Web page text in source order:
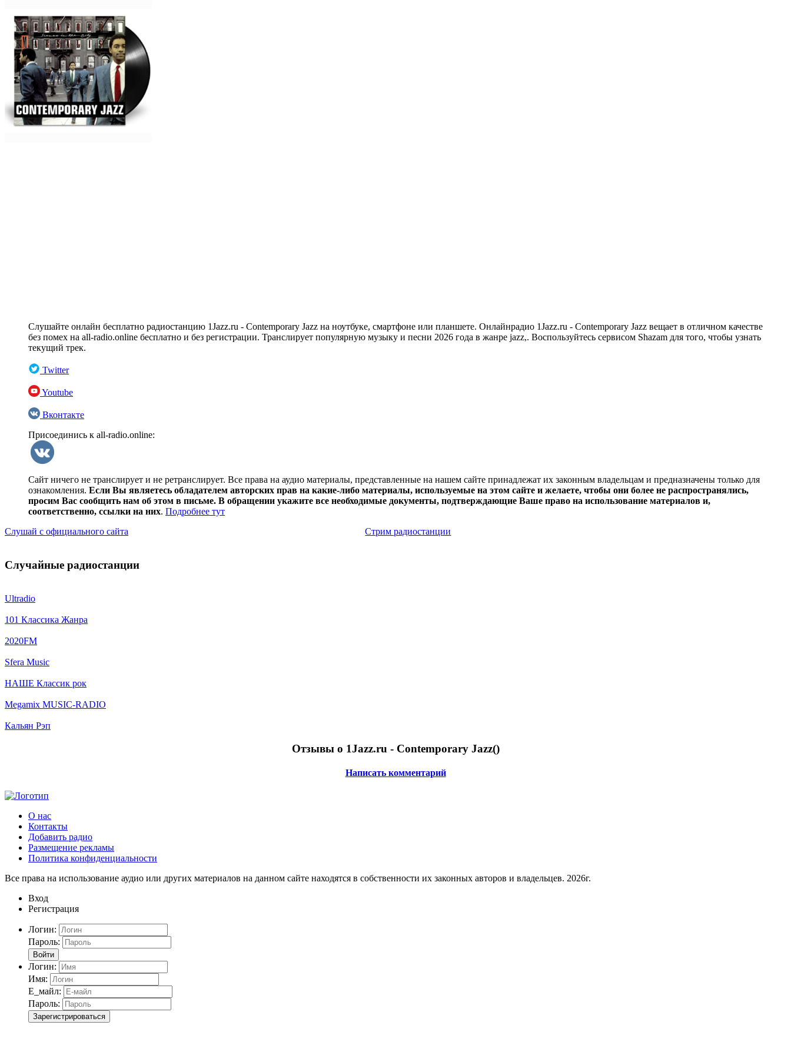
Слушайте онлайн бесплатно радиостанцию 1Jazz.ru - Contemporary Jazz на ноутбуке, смартфоне или планшете. Онлайнрадио 1Jazz.ru - Contemporary Jazz вещает в отличном качестве
без помех на all-radio.online бесплатно и без регистрации. Транслирует популярную музыку и песни 2026 года в жанре jazz,. Воспользуйтесь сервисом Shazam для того, чтобы узнать
текущий трек.
Twitter
Youtube
Вконтакте
Присоединись к all-radio.online:
Сайт ничего не транслирует и не ретранслирует. Все права на аудио материалы, представленные на нашем сайте принадлежат их законным владельцам и предназначены только для
ознакомления. Если Вы являетесь обладателем авторских прав на какие-либо материалы, используемые на этом сайте и желаете, чтобы они более не распространялись,
просим Вас сообщить нам об этом в письме. В обращении укажите все необходимые документы, подтверждающие Ваше право на использование материалов и,
соответственно, ссылки на них. Подробнее тут
Слушай с официального сайта
Стрим радиостанции
Случайные радиостанции
Ultradio
101 Классика Жанра
2020FM
Sfera Music
НАШЕ Классик рок
Megamix MUSIC-RADIO
Кальян Рэп
Отзывы о 1Jazz.ru - Contemporary Jazz()
Написать комментарий
О нас
Контакты
Добавить радио
Размещение рекламы
Политика конфиденциальности
Все права на использование аудио или других материалов на данном сайте находятся в собственности их законных авторов и владельцев. 2026г.
Вход
Регистрация
Логин:
Пароль:
Войти
Логин:
Имя:
Е_майл:
Пароль:
Зарегистрироваться